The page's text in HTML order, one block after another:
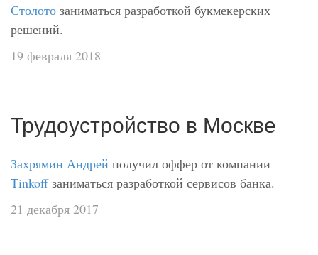
Столото заниматься разработкой букмекерских
решений.
19 февраля 2018
Трудоустройство в Москве
Захрямин Андрей получил оффер от компании
Tinkoffзаниматься разработкой сервисов банка.
21 декабря 2017